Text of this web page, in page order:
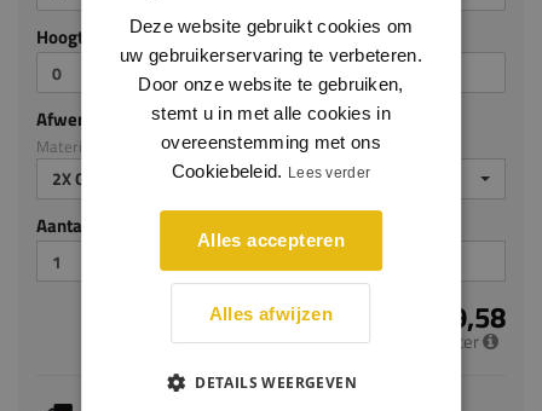
Hoogte (mm)
Afwerking
Materiaal: MDF v313
2X GEGROND
Aantal stuks
€ 19,58
per meter
Deze website gebruikt cookies om
uw gebruikerservaring te verbeteren.
Door onze website te gebruiken,
stemt u in met alle cookies in
overeenstemming met ons
Cookiebeleid. Lees verder
Alles accepteren
Alles afwijzen
DETAILS WEERGEVEN